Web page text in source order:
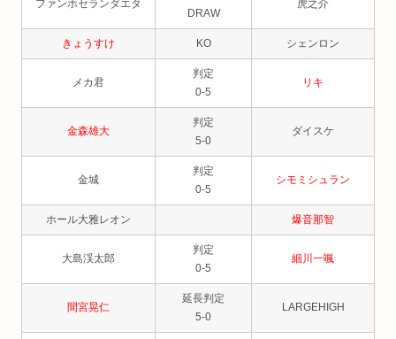
ファンホセランダエタ
DRAW
虎之介
きょうすけ KO シェンロン
メカ君
判定
0-5
リキ
金森雄大
判定
5-0
ダイスケ
金城
判定
0-5
シモミシュラン
ホール大雅レオン 爆音那智
大島渓太郎
判定
0-5
細川一颯
間宮晃仁
延長判定
5-0
LARGEHIGH